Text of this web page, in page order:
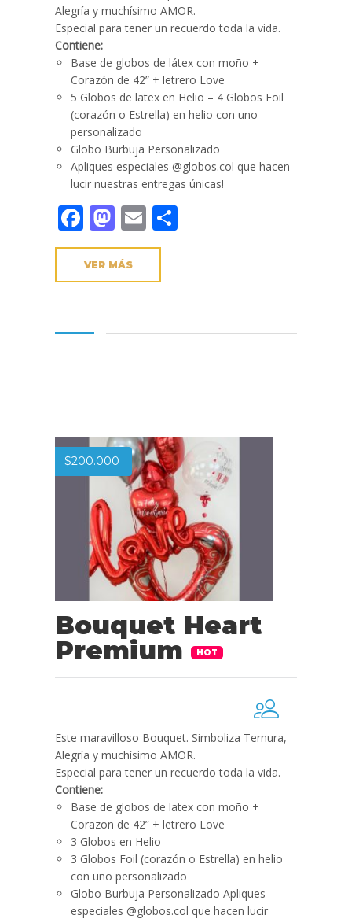
Alegría y muchísimo AMOR.
Especial para tener un recuerdo toda la vida.
Contiene:
Base de globos de látex con moño +
Corazón de 42” + letrero Love
5 Globos de latex en Helio – 4 Globos Foil
(corazón o Estrella) en helio con uno
personalizado
Globo Burbuja Personalizado
Apliques especiales @globos.col que hacen
lucir nuestras entregas únicas!
Facebook
Mastodon
Email
VER MÁS
$200.000
Bouquet Heart
Premium
HOT
Este maravilloso Bouquet. Simboliza Ternura,
Alegría y muchísimo AMOR.
Especial para tener un recuerdo toda la vida.
Contiene:
Base de globos de latex con moño +
Corazon de 42” + letrero Love
3 Globos en Helio
3 Globos Foil (corazón o Estrella) en helio
con uno personalizado
Globo Burbuja Personalizado Apliques
especiales @globos.col que hacen lucir